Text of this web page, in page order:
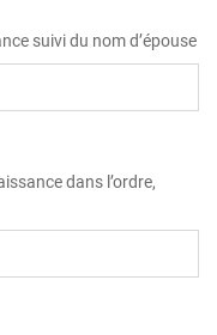
suivi du nom d’épouse
dans l’ordre,